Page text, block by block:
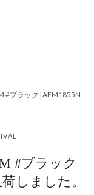
#ブラック [AFM1855N-
#ブラック
しました。